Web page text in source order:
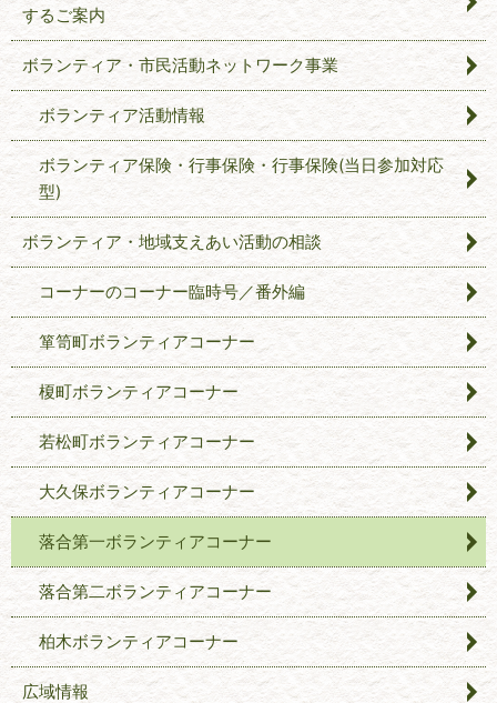
するご案内
ボランティア・市民活動ネットワーク事業
ボランティア活動情報
ボランティア保険・行事保険・行事保険(当日参加対応
型)
ボランティア・地域支えあい活動の相談
コーナーのコーナー臨時号／番外編
箪笥町ボランティアコーナー
榎町ボランティアコーナー
若松町ボランティアコーナー
大久保ボランティアコーナー
落合第一ボランティアコーナー
落合第二ボランティアコーナー
柏木ボランティアコーナー
広域情報